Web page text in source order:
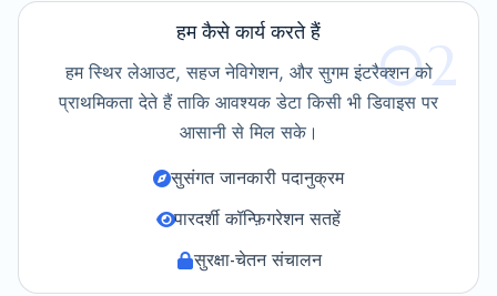
02
हम कैसे कार्य करते हैं
हम स्थिर लेआउट, सहज नेविगेशन, और सुगम इंटरैक्शन को
प्राथमिकता देते हैं ताकि आवश्यक डेटा किसी भी डिवाइस पर
आसानी से मिल सके।
सुसंगत जानकारी पदानुक्रम
पारदर्शी कॉन्फ़िगरेशन सतहें
सुरक्षा-चेतन संचालन